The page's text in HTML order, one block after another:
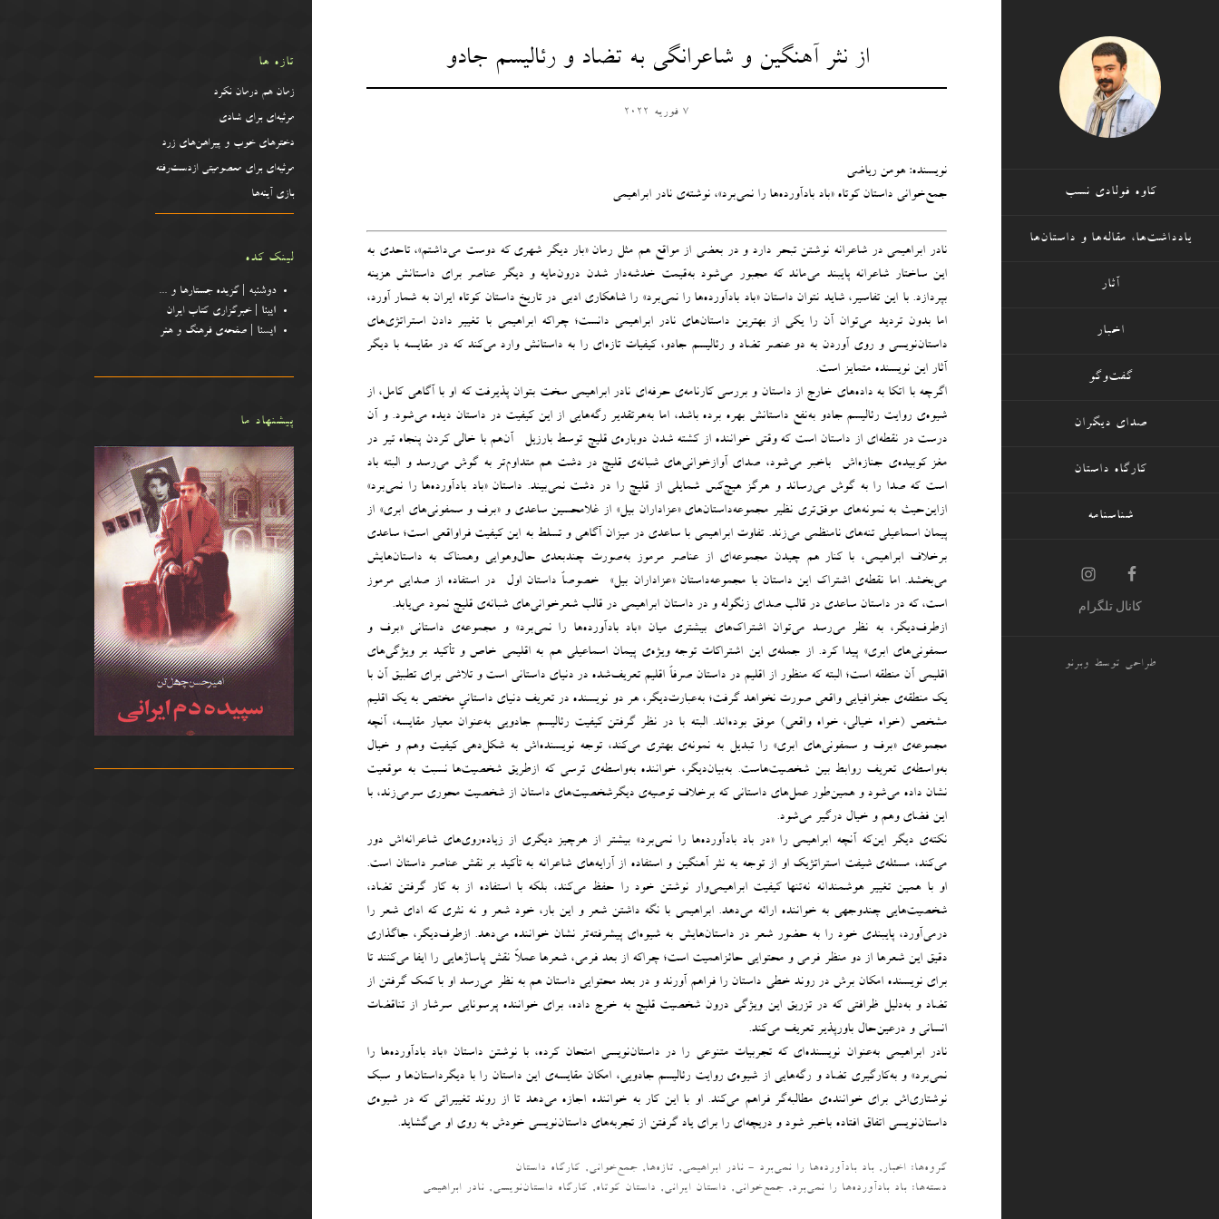
کاوه فولادی نسب
یادداشت‌ها، مقاله‌ها و داستان‌ها
آثار
اخبار
گفت‌وگو
صدای دیگران
کارگاه داستان
شناسنامه
کانال تلگرام
طراحی توسط وبرنو
از نثر آهنگین و شاعرانگی به تضاد و رئالیسم جادو
7 فوریه 2022
نویسنده: هومن ریاضی
جمع‌خوانی داستان کوتاه «باد بادآورده‌ها را نمی‌برد»، نوشته‌ی نادر ابراهیمی
نادر ابراهیمی در شاعرانه نوشتن تبحر دارد و در بعضی از مواقع هم مثل رمان «بار دیگر شهری که دوست می‌داشتم»، تاحدی به
این ساختار شاعرانه پایبند می‌ماند که مجبور می‌شود به‌قیمت خدشه‌دار شدن درون‌مایه و دیگر عناصر برای داستانش هزینه
بپردازد. با این تفاسیر، شاید نتوان داستان «باد بادآورده‌ها را نمی‌برد» را شاهکاری ادبی در تاریخ داستان ‌کوتاه ایران به شمار آورد،
اما بدون تردید می‌توان آن را یکی از بهترین داستان‌های نادر ابراهیمی دانست؛ چراکه ابراهیمی با تغییر دادن استراتژی‌های
داستان‌نویسی و روی آوردن به دو عنصر تضاد و رئالیسم جادو، کیفیات تازه‌ای را به داستانش وارد می‌کند که در مقایسه با دیگر
آثار این نویسنده متمایز است.
اگرچه با اتکا به داده‌های خارج از داستان و بررسی کارنامه‌ی حرفه‌ای نادر ابراهیمی سخت بتوان پذیرفت که او با آگاهی کامل، از
شیوه‌ی روایت رئالیسم جادو به‌نفع داستانش بهره برده باشد، اما به‌هرتقدیر رگه‌هایی از این کیفیت در داستان دیده‌ می‌شود. و آن
درست در نقطه‌ای از داستان است که وقتی خواننده از کشته شدن دوباره‌ی قلیچ توسط بارزیل -آن‌هم با خالی کردن پنجاه تیر در
مغز کوبیده‌ی جنازه‌اش- باخبر می‌شود، صدای آوازخوانی‌های شبانه‌ی قلیچ در دشت هم متداوم‌تر به گوش می‌رسد و البته باد
است که صدا را به گوش می‌رساند و هرگز هیچ‌کس شمایلی از قلیچ را در دشت نمی‌بیند. داستان «باد بادآورده‌ها را نمی‌برد»
ازاین‌‌حیث به نمونه‌های موفق‌تری نظیر مجموعه‌داستان‌های «عزاداران بیل» از غلامحسین ساعدی و «برف و سمفونی‌های ابری» از
پیمان اسماعیلی تنه‌های نامنظمی می‌زند. تفاوت ابراهیمی با ساعدی در میزان آگاهی و تسلط به این کیفیت فراواقعی ا‌ست؛ ساعدی
برخلاف ابراهیمی، با کنار هم چیدن مجموعه‌ای از عناصر مرموز به‌صورت چندبعدی حال‌وهوایی وهمناک به داستان‌هایش
می‌بخشد. اما نقطه‌ی اشتراک این داستان با مجموعه‌داستان «عزاداران بیل» -خصوصاً داستان اول- در استفاده از صدایی مرموز
است، که در داستان ساعدی در قالب صدای زنگوله و در داستان ابراهیمی در قالب شعر‌خوانی‌های شبانه‌ی قلیچ نمود می‌یابد.
ازطرف‌دیگر، به نظر می‌رسد می‌توان اشتراک‌های بیشتری میان «باد بادآورده‌ها را نمی‌برد» و مجموعه‌ی داستانی «برف و
سمفونی‌های ابری» پیدا کرد. از جمله‌ی این اشتراکات توجه ویژه‌ی پیمان اسماعیلی هم به اقلیمی خاص و تأکید بر ویژگی‌های
اقلیمی آن منطقه است؛ البته که منظور از اقلیم در داستان صرفاً اقلیم تعریف‌شده در دنیای داستانی‌ است و تلاشی برای تطبیق آن با
یک منطقه‌ی جغرافیایی واقعی صورت نخواهد گرفت؛ به‌عبارت‌دیگر، هر دو نویسنده در تعریف دنیای داستانیِ مختص به یک اقلیم
مشخص (خواه خیالی، خواه واقعی) موفق بوده‌اند. البته با در نظر گرفتن کیفیت رئالیسم جادویی به‌عنوان معیار مقایسه، آنچه
مجموعه‌ی «برف و سمفونی‌های ابری» را تبدیل به نمونه‌ی بهتری می‌کند، توجه نویسنده‌اش به شکل‌دهی کیفیت وهم و خیال
به‌واسطه‌ی تعریف روابط بین شخصیت‌هاست. به‌بیان‌دیگر، خواننده به‌واسطه‌ی ترسی که ازطریق شخصیت‌ها نسبت به موقعیت
نشان داده می‌شود و همین‌طور عمل‌های داستانی که برخلاف توصیه‌ی دیگرشخصیت‌های داستان از شخصیت محوری سرمی‌زند، با
این فضای وهم و خیال درگیر می‌شود.
نکته‌ی دیگر این‌که آنچه ابراهیمی را «در باد بادآورده‌ها را نمی‌برد» بیشتر از هرچیز دیگری از زیاده‌روی‌‌های شاعرانه‌اش دور
می‌کند، مسئله‌ی شیفت استراتژیک او از توجه به نثر آهنگین و استفاده از آرایه‌های شاعرانه به تأکید بر نقش عناصر داستان است.
او با همین تغییر هوشمندانه نه‌تنها کیفیت ابراهیمی‌وار نوشتن خود را حفظ می‌کند، بلکه با استفاده از به کار گرفتن تضاد،
شخصیت‌‌هایی چندوجهی به خواننده ارائه ‌می‌دهد. ابراهیمی با نگه داشتن شعر و این ‌بار، خود شعر و نه نثری که ادای شعر را
در‌می‌آورد، پایبندی خود را به حضور شعر در داستان‌هایش به شیوه‌ای پیشرفته‌تر نشان خواننده می‌دهد. از‌طرف‌دیگر، جاگذاری
دقیق این شعر‌ها از دو منظر فرمی و محتوایی حائزاهمیت است؛ چراکه از بعد فرمی، شعرها عملاً نقش پاساژهایی را ایفا می‌کنند تا
برای نویسنده امکان برش در روند خطی داستان را فراهم آورند و در بعد محتوایی داستان هم به نظر می‌رسد او با کمک گرفتن از
تضاد و به‌دلیل ظرافتی که در تزریق این ویژگی درون شخصیت قلیچ به خرج داده، برای خواننده پرسونایی سرشار از تناقضات
انسانی و درعین‌حال باورپذیر تعریف می‌کند.
نادر ابراهیمی به‌عنوان نویسنده‌ای که تجربیات متنوعی را در داستان‌نویسی امتحان کرده، با نوشتن داستان «باد بادآورده‌ها را
نمی‌برد» و به‌کارگیری تضاد و رگه‌هایی از شیوه‌ی روایت رئالیسم جادویی، امکان مقایسه‌ی این داستان را با دیگرداستان‌ها و سبک
نوشتاری‌اش برای خواننده‌ی مطالبه‌گر فراهم می‌کند. او با این کار به خواننده‌ اجازه می‌دهد تا از روند تغییراتی که در شیوه‌‌ی
داستان‌نویسی اتفاق افتاده باخبر شود و دریچه‌ای را برای یاد گرفتن از تجربه‌های داستان‌نویسی خودش به روی او می‌گشاید.
گروه‌ها: اخبار, باد بادآورده‌ها را نمی‌برد - نادر ابراهیمی, تازه‌ها, جمع‌خوانی, کارگاه داستان
دسته‌‌ها: باد بادآورده‌ها را نمی‌برد, جمع‌خوانی, داستان ایرانی, داستان کوتاه, کارگاه داستان‌نویسی, نادر ابراهیمی
تازه ها
زمان هم درمان نکرد
مرثیه‌ای برای شادی
دخترهای خوب و پیراهن‌‌های زرد
مرثیه‌ای برای معصومیتی ازدست‌رفته
بازی آینه‌ها
لینک کده
دوشنبه | گزیده جستارها و ...
ایبنا | خبرگزاری کتاب ایران
ایسنا | صفحه‌ی فرهنگ و هنر
پیشنهاد ما